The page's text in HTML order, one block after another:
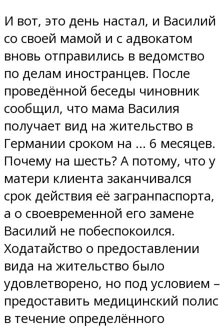
И вот, это день настал, и Василий
со своей мамой и с адвокатом
вновь отправились в ведомство
по делам иностранцев. После
проведённой беседы чиновник
сообщил, что мама Василия
получает вид на жительство в
Германии сроком на … 6 месяцев.
Почему на шесть? А потому, что у
матери клиента заканчивался
срок действия её загранпаспорта,
а о своевременной его замене
Василий не побеспокоился.
Ходатайство о предоставлении
вида на жительство было
удовлетворено, но под условием –
предоставить медицинский полис
в течение определённого